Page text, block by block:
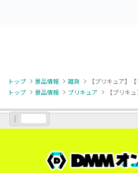
トップ 景品情報 雑貨
トップ
景品情報 プリキュア